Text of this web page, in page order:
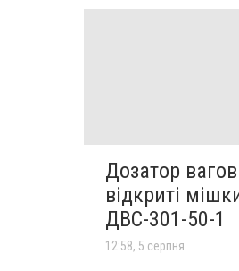
Дозатор
відкриті
ДВС-301-50-1
12:58, 5 серпня